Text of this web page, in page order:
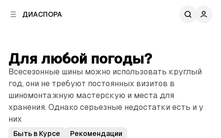
ДИАСПОРА
Для любой погоды?
Всесезонные шины можно использовать круглый
год, они не требуют постоянных визитов в
шиномонтажную мастерскую и места для
хранения. Однако серьезные недостатки есть и у
них
Быть в Курсе Рекомендации